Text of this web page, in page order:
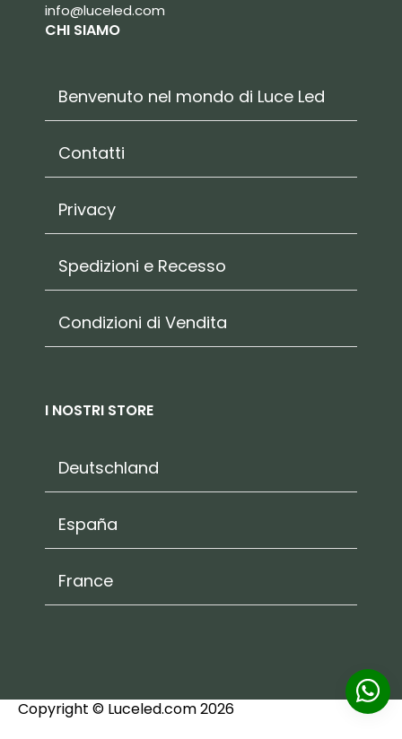
info@luceled.com
CHI SIAMO
Benvenuto nel mondo di Luce Led
Contatti
Privacy
Spedizioni e Recesso
Condizioni di Vendita
I NOSTRI STORE
Deutschland
España
France
Copyright © Luceled.com 2026